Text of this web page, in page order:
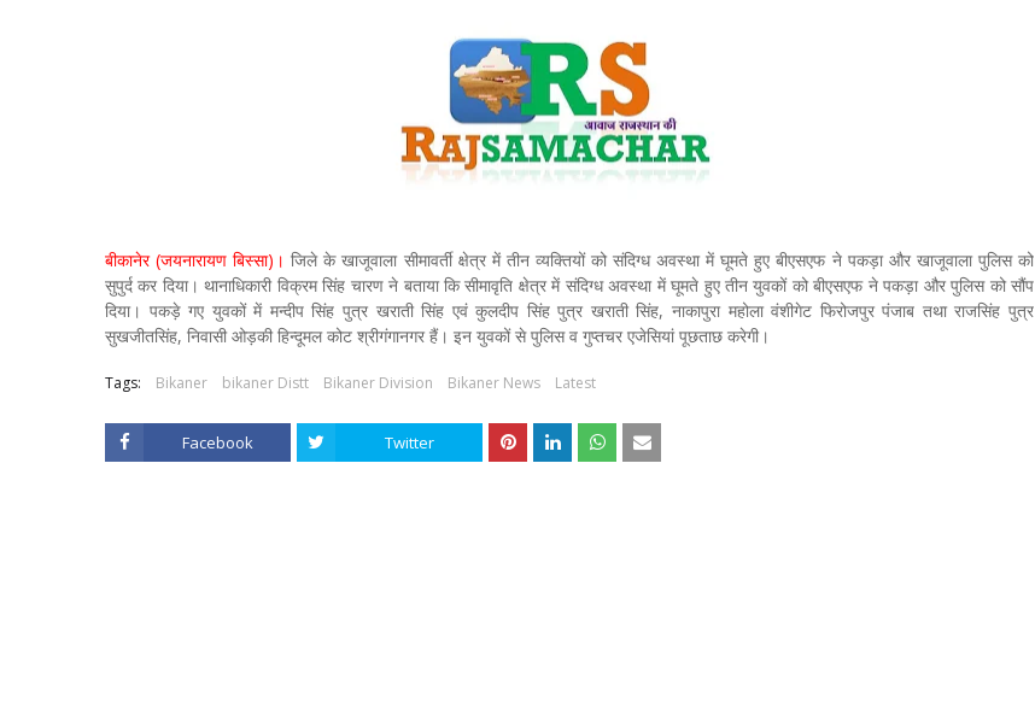
बीकानेर (जयनारायण बिस्सा)।जिले के खाजूवाला सीमावर्ती क्षेत्र में तीन व्यक्तियों को संदिग्ध अवस्था में घूमते हुए बीएसएफ ने पकड़ा और खाजूवाला पुलिस को
सुपुर्द कर दिया। थानाधिकारी विक्रम सिंह चारण ने बताया कि सीमावृति क्षेत्र में संदिग्ध अवस्था में घूमते हुए तीन युवकों को बीएसएफ ने पकड़ा और पुलिस को सौंप
दिया। पकड़े गए युवकों में मन्दीप सिंह पुत्र खराती सिंह एवं कुलदीप सिंह पुत्र खराती सिंह, नाकापुरा महोला वंशीगेट फिरोजपुर पंजाब तथा राजसिंह पुत्र
सुखजीतसिंह, निवासी ओड़की हिन्दूमल कोट श्रीगंगानगर हैं। इन युवकों से पुलिस व गुप्तचर एजेसियां पूछताछ करेगी।
Tags: Bikaner bikaner Distt Bikaner Division Bikaner News Latest
Facebook Twitter